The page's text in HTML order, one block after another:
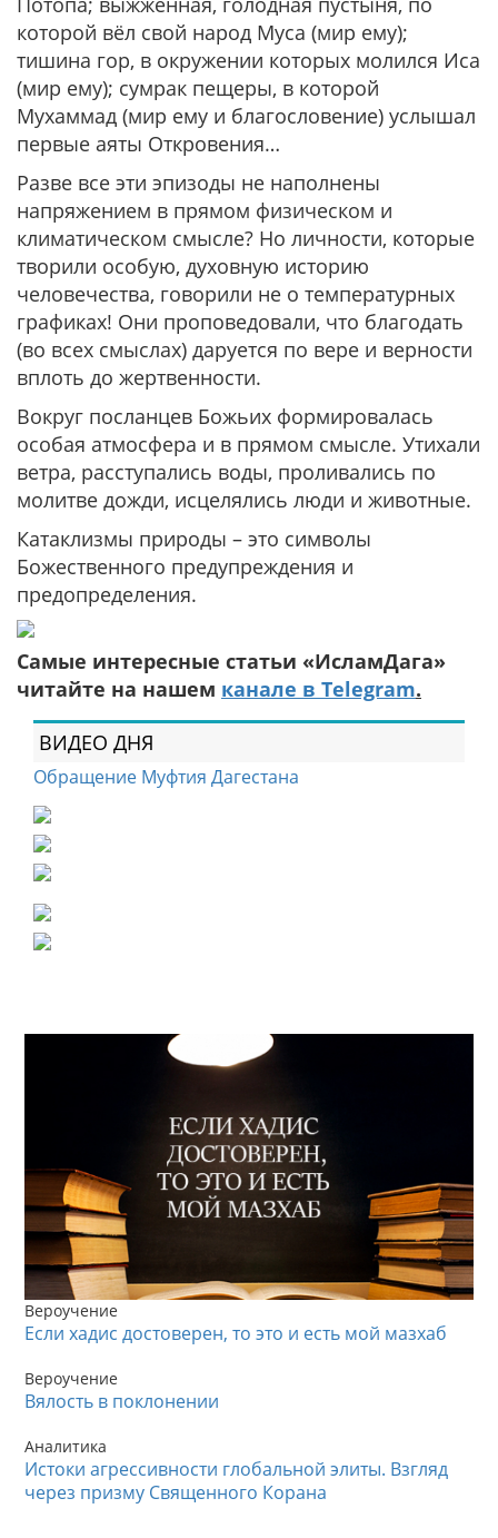
которой вёл свой народ Муса (мир ему);
тишина гор, в окружении которых молился Иса
(мир ему); сумрак пещеры, в которой
Мухаммад (мир ему и благословение) услышал
первые аяты Откровения…
Разве все эти эпизоды не наполнены
напряжением в прямом физическом и
климатическом смысле? Но личности, которые
творили особую, духовную историю
человечества, говорили не о температурных
графиках! Они проповедовали, что благодать
(во всех смыслах) даруется по вере и верности
вплоть до жертвенности.
Вокруг посланцев Божьих формировалась
особая атмосфера и в прямом смысле. Утихали
ветра, расступались воды, проливались по
молитве дожди, исцелялись люди и животные.
Катаклизмы природы – это символы
Божественного предупреждения и
предопределения.
Самые интересные статьи «ИсламДага»
читайте на нашем канале в Telegram.
ВИДЕО ДНЯ
Обращение Муфтия Дагестана
Вероучение
Если хадис достоверен, то это и есть мой мазхаб
Вероучение
Вялость в поклонении
Аналитика
Истоки агрессивности глобальной элиты. Взгляд
через призму Священного Корана